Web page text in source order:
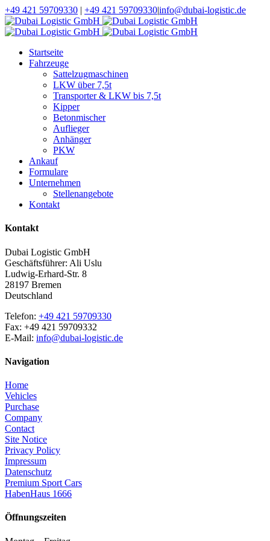
+49 421 59709330 | +49 421 59709330|info@dubai-logistic.de
Startseite
Fahrzeuge
Sattelzugmaschinen
LKW über 7,5t
Transporter & LKW bis 7,5t
Kipper
Betonmischer
Auflieger
Anhänger
PKW
Ankauf
Formulare
Unternehmen
Stellenangebote
Kontakt
Kontakt
Dubai Logistic GmbH
Geschäftsführer: Ali Uslu
Ludwig-Erhard-Str. 8
28197 Bremen
Deutschland
Telefon: +49 421 59709330
Fax: +49 421 59709332
E-Mail: info@dubai-logistic.de
Navigation
Home
Vehicles
Purchase
Company
Contact
Site Notice
Privacy Policy
Impressum
Datenschutz
Premium Sport Cars
HabenHaus 1666
Öffnungszeiten